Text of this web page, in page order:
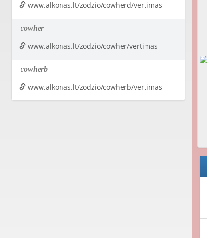
www.alkonas.lt/zodzio/cowherd/vertimas
cowher
www.alkonas.lt/zodzio/cowher/vertimas
cowherb
www.alkonas.lt/zodzio/cowherb/vertimas